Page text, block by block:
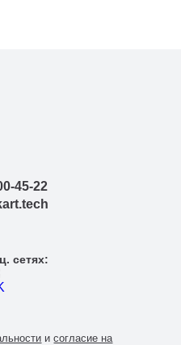
45-22
сетях:
исогласие на